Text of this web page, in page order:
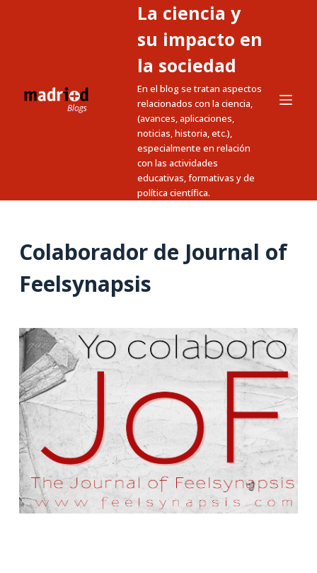
n
n
La ciencia y
su impacto en
la sociedad
En el blog se tratan aspectos
relacionados con la ciencia,
(avances, aplicaciones,
noticias, historia, etc.),
especialmente en relación
con las actividades
educativas, formativas y de
política científica.
Colaborador de Journal of
Feelsynapsis